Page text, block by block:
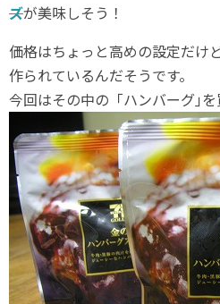
ズが美味しそう！
価格はちょっと高めの設定だけ
作られているんだそうです。
今回はその中の「ハンバーグ｣